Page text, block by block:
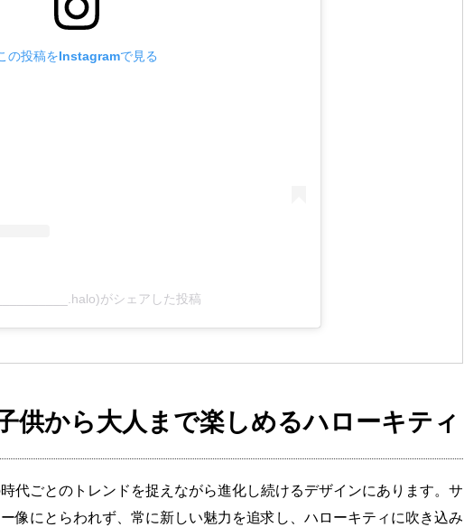
の投稿をInstagramで見る
がシェアした投稿
供から大人まで楽しめるハローキティ
代ごとのトレンドを捉えながら進化し続けるデザインにあります。サ
像にとらわれず、常に新しい魅力を追求し、ハローキティに吹き込み